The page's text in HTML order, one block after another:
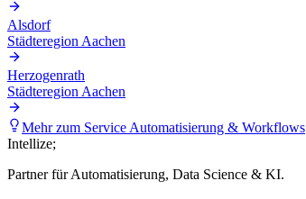
Alsdorf
Städteregion Aachen
Herzogenrath
Städteregion Aachen
Mehr zum ServiceAutomatisierung & Workflows
Intellize;
Partner für Automatisierung, Data Science & KI.